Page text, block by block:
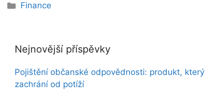
Rubriky
Finance
Nejnovější příspěvky
Pojištění občanské odpovědnosti: produkt, který
zachrání od potíží